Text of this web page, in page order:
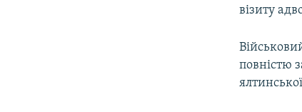
візиту
повністю